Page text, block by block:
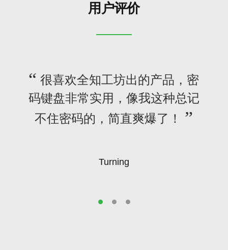
用户评价
很喜欢全知工坊出的产品，密
码键盘非常实用，像我这种总记
不住密码的，简直爽爆了！
Turning